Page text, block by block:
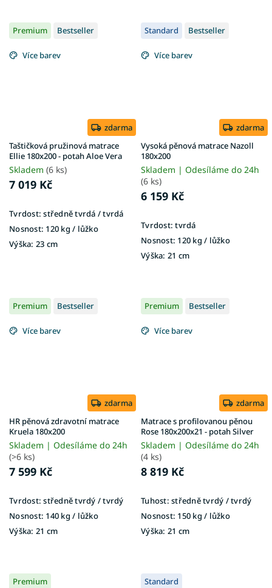
Premium Bestseller
Více barev
zdarma
Taštičková pružinová matrace
Ellie 180x200 - potah Aloe Vera
Skladem (6 ks)
7 019 Kč
Tvrdost: středně tvrdá / tvrdá
Nosnost: 120 kg ​​​​​/ lůžko
Výška: 23 cm
Standard Bestseller
Více barev
zdarma
Vysoká pěnová matrace Nazoll
180x200
Skladem | Odesíláme do 24h
(6 ks)
6 159 Kč
Tvrdost: tvrdá
Nosnost: 120 kg​​​​​ / lůžko
Výška: 21 cm
Premium Bestseller
Více barev
zdarma
HR pěnová zdravotní matrace
Kruela 180x200
Skladem | Odesíláme do 24h
(>6 ks)
7 599 Kč
Tvrdost: středně tvrdý / tvrdý
Nosnost: 140 kg / lůžko
Výška: 21 cm
Premium Bestseller
Více barev
zdarma
Matrace s profilovanou pěnou
Rose 180x200x21 - potah Silver
Skladem | Odesíláme do 24h
(4 ks)
8 819 Kč
Tuhost: středně tvrdý / tvrdý
Nosnost: 150 kg / lůžko
Výška: 21 cm
Premium Standard